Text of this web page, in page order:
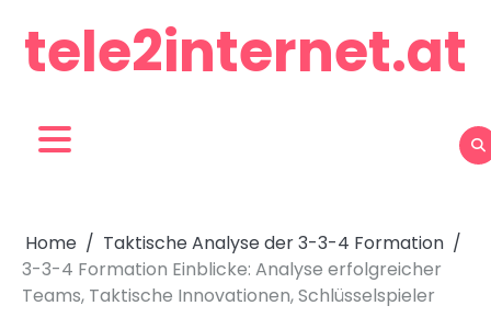
content
tele2internet.at
Home
Taktische Analyse der 3-3-4 Formation
3-3-4 Formation Einblicke: Analyse erfolgreicher
Teams, Taktische Innovationen, Schlüsselspieler